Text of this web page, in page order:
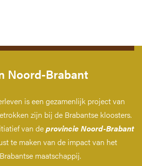
Noord-Brabant
is een gezamenlijk project van
zijn bij de Brabantse kloosters.
van deprovincie Noord-Brabant
te maken van de impact van het
maatschappij.